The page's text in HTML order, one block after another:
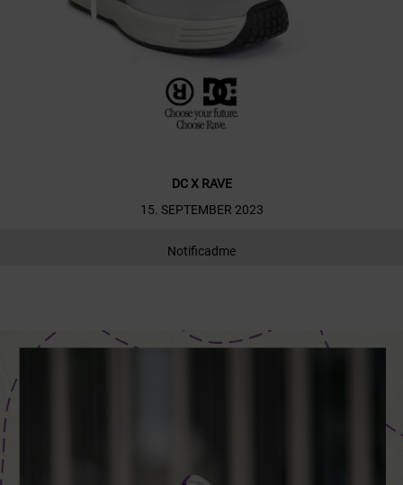
DC X RAVE
15. SEPTEMBER 2023
Notificadme